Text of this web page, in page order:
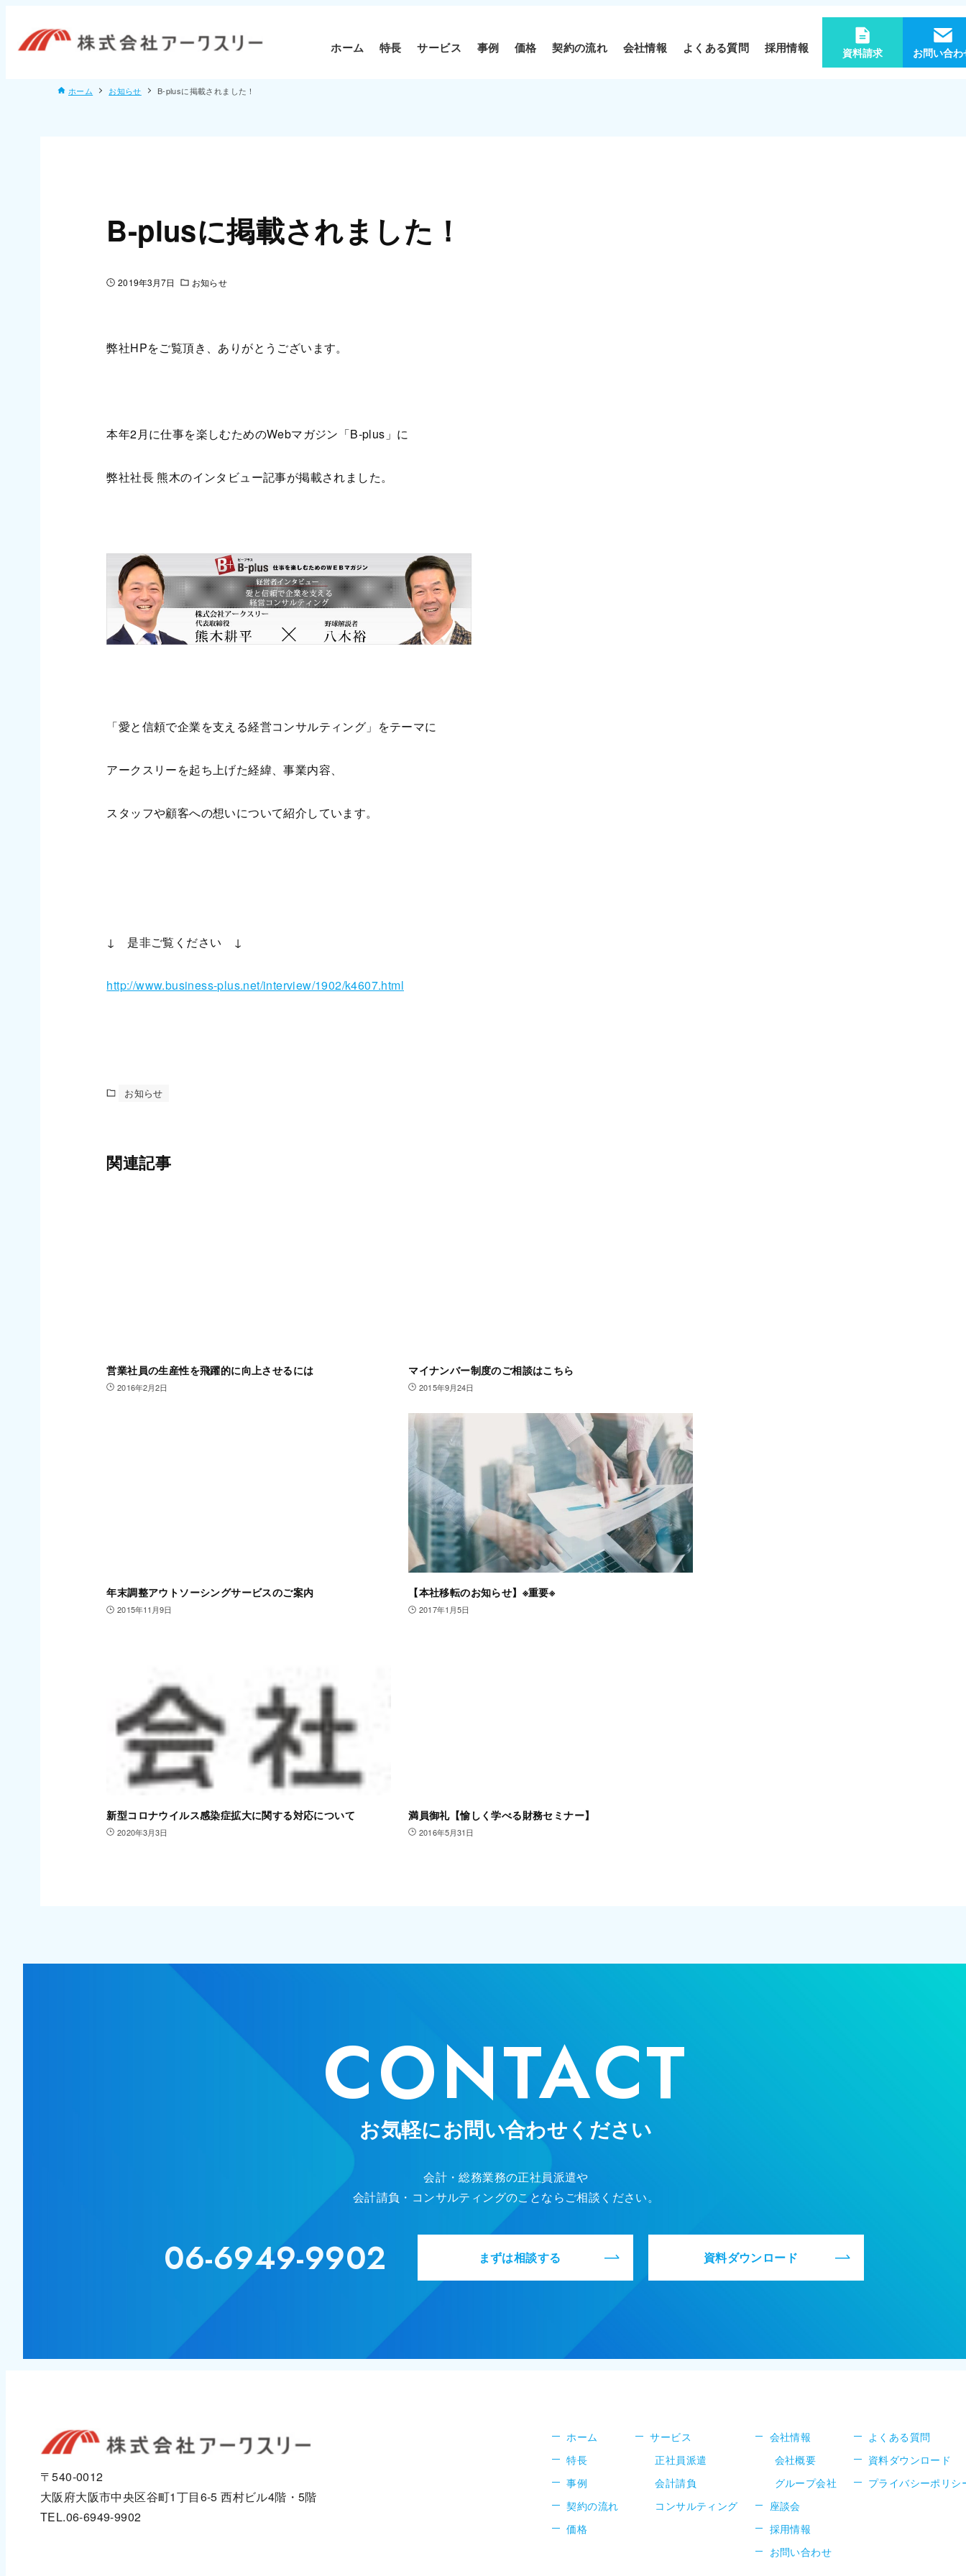
ホーム 特長 サービス 事例 価格 契約の流れ 会社情報 よくある質問 採用情報 資料請求 お問い合わ
ホーム お知らせ B-plusに掲載されました！
B-plusに掲載されました！
2019年3月7日 お知らせ
弊社HPをご覧頂き、ありがとうございます。
本年2月に仕事を楽しむためのWebマガジン「B-plus」に
弊社社長 熊木のインタビュー記事が掲載されました。
「愛と信頼で企業を支える経営コンサルティング」をテーマに
アークスリーを起ち上げた経緯、事業内容、
スタッフや顧客への想いについて紹介しています。
↓ 是非ご覧ください ↓
http://www.business-plus.net/interview/1902/k4607.html
お知らせ
関連記事
営業社員の生産性を飛躍的に向上させるには
2016年2月2日
マイナンバー制度のご相談はこちら
2015年9月24日
年末調整アウトソーシングサービスのご案内
2015年11月9日
【本社移転のお知らせ】※重要※
2017年1月5日
新型コロナウイルス感染症拡大に関する対応について
2020年3月3日
満員御礼【愉しく学べる財務セミナー】
2016年5月31日
CONTACT
お気軽にお問い合わせください
会計・総務業務の正社員派遣や
会計請負・コンサルティングのことならご相談ください。
06-6949-9902 まずは相談する 資料ダウンロード
ホーム
特長
事例
契約の流れ
価格
サービス
正社員派遣
会計請負
コンサルティング
会社情報
会社概要
グループ会社
座談会
採用情報
お問い合わせ
よくある質問
資料ダウンロード
プライバシーポリシ
〒540-0012
大阪府大阪市中央区谷町1丁目6-5西村ビル4階・5階
TEL.06-6949-9902